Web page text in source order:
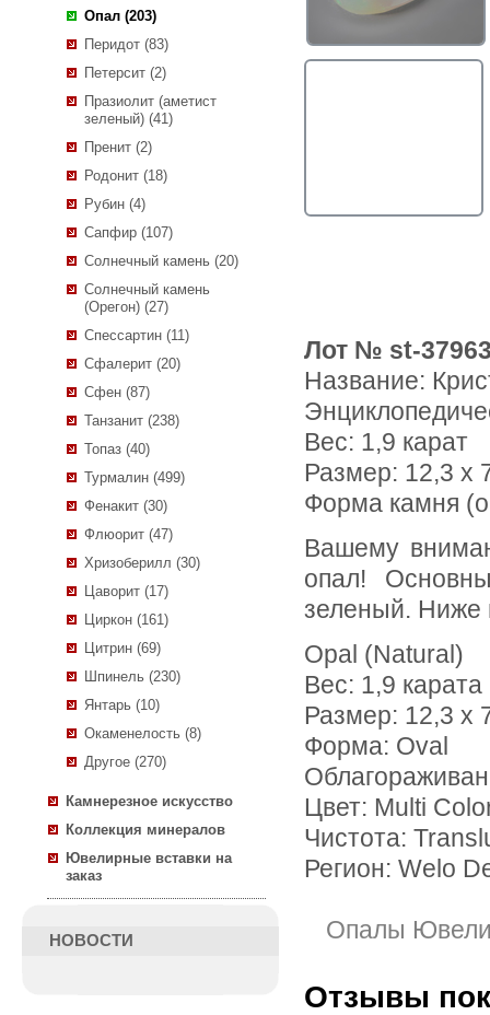
Опал (203)
Перидот (83)
Петерсит (2)
Празиолит (аметист
зеленый) (41)
Пренит (2)
Родонит (18)
Рубин (4)
Сапфир (107)
Солнечный камень (20)
Солнечный камень
(Орегон) (27)
Спессартин (11)
Сфалерит (20)
Сфен (87)
Танзанит (238)
Топаз (40)
Турмалин (499)
Фенакит (30)
Флюорит (47)
Хризоберилл (30)
Цаворит (17)
Циркон (161)
Цитрин (69)
Шпинель (230)
Янтарь (10)
Окаменелость (8)
Другое (270)
Камнерезное искусство
Коллекция минералов
Ювелирные вставки на
заказ
НОВОСТИ
Лот № st-
Название:
Вес: 1,9 карат
Размер: 12,3 x
Форма камня
Вашему вниманию предлагается кристаллический эфиопский
опал!
зеленый. Ниже
Opal (Natural)
Вес: 1,9 карата
Размер: 12,3 х
Форма: Oval
Цвет: Multi
Чистота:
Регион: Welo
Опалы
Отзывы